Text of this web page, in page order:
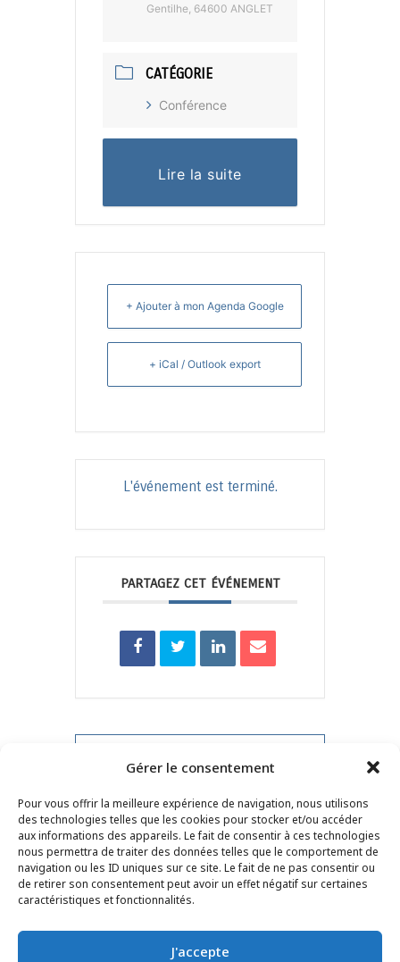
Gérer le consentement
Pour vous offrir la meilleure expérience de navigation, nous utilisons
des technologies telles que les cookies pour stocker et/ou accéder
aux informations des appareils. Le fait de consentir à ces technologies
nous permettra de traiter des données telles que le comportement de
navigation ou les ID uniques sur ce site. Le fait de ne pas consentir ou
de retirer son consentement peut avoir un effet négatif sur certaines
caractéristiques et fonctionnalités.
J'accepte
Gentilhe, 64600 ANGLET
CATÉGORIE
Conférence
Lire la suite
+ Ajouter à mon Agenda Google
+ iCal / Outlook export
L'événement est terminé.
PARTAGEZ CET ÉVÉNEMENT
NXT Event
CONTACT–MENTIONS LÉGALES